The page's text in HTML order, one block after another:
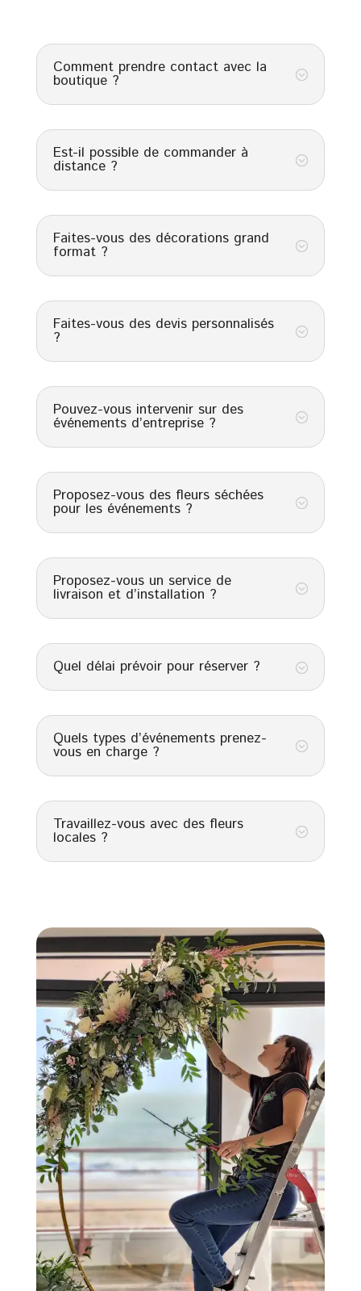
;
Comment prendre contact avec la
boutique ?
;
Est-il possible de commander à
distance ?
;
Faites-vous des décorations grand
format ?
;
Faites-vous des devis personnalisés
?
;
Pouvez-vous intervenir sur des
événements d’entreprise ?
;
Proposez-vous des fleurs séchées
pour les événements ?
;
Proposez-vous un service de
livraison et d’installation ?
;
Quel délai prévoir pour réserver ?
;
Quels types d’événements prenez-
vous en charge ?
;
Travaillez-vous avec des fleurs
locales ?